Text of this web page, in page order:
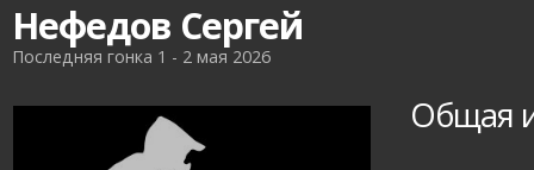
Нефедов Сергей
Последняя гонка 1 - 2 мая 2026
Общая